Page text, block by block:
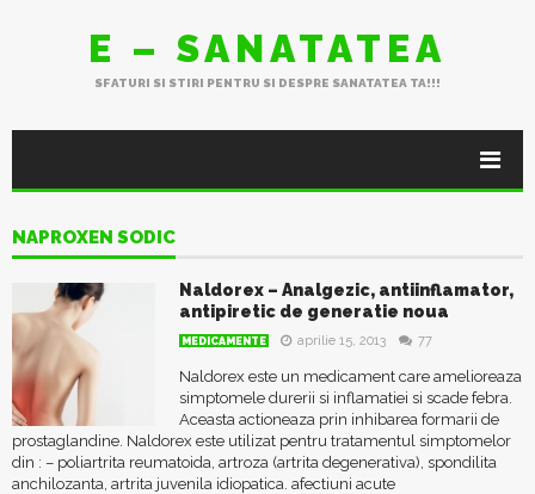
E – SANATATEA
SFATURI SI STIRI PENTRU SI DESPRE SANATATEA TA!!!
NAPROXEN SODIC
Naldorex – Analgezic, antiinflamator,
antipiretic de generatie noua
MEDICAMENTE aprilie 15, 2013 77
Naldorex este un medicament care amelioreaza
simptomele durerii si inflamatiei si scade febra.
Aceasta actioneaza prin inhibarea formarii de
prostaglandine. Naldorex este utilizat pentru tratamentul simptomelor
din : – poliartrita reumatoida, artroza (artrita degenerativa), spondilita
anchilozanta, artrita juvenila idiopatica. afectiuni acute